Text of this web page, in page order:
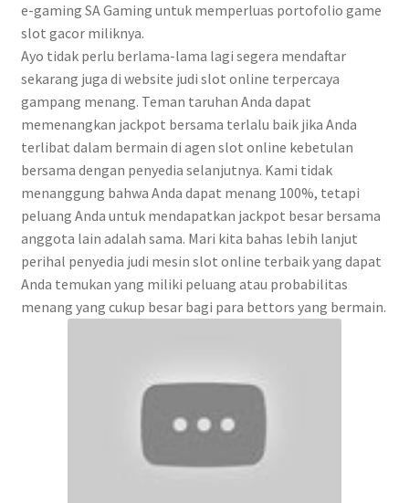
e-gaming SA Gaming untuk memperluas portofolio game
slot gacor miliknya.
Ayo tidak perlu berlama-lama lagi segera mendaftar
sekarang juga di website judi slot online terpercaya
gampang menang. Teman taruhan Anda dapat
memenangkan jackpot bersama terlalu baik jika Anda
terlibat dalam bermain di agen slot online kebetulan
bersama dengan penyedia selanjutnya. Kami tidak
menanggung bahwa Anda dapat menang 100%, tetapi
peluang Anda untuk mendapatkan jackpot besar bersama
anggota lain adalah sama. Mari kita bahas lebih lanjut
perihal penyedia judi mesin slot online terbaik yang dapat
Anda temukan yang miliki peluang atau probabilitas
menang yang cukup besar bagi para bettors yang bermain.